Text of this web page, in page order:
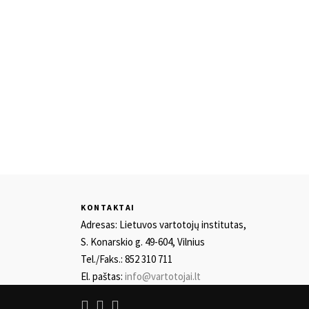
KONTAKTAI
Adresas: Lietuvos vartotojų institutas,
S. Konarskio g. 49-604, Vilnius
Tel./Faks.: 852 310 711
El. paštas: info@vartotojai.lt